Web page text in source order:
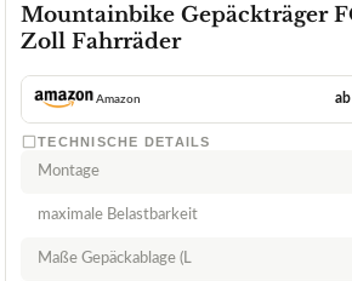
Mountainbike Gepäckträger
Zoll Fahrräder
Amazon
TECHNISCHE DETAILS
Montage
maximale Belastbarkeit
Maße Gepäckablage (L